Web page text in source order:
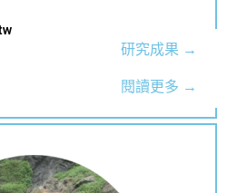
研究成果 →
閱讀更多 →